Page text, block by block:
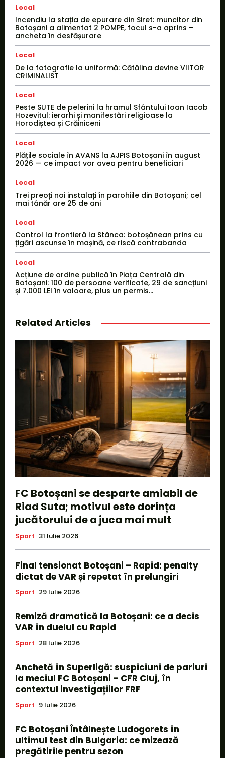
Local
Incendiu la stația de epurare din Siret: muncitor din
Botoșani a alimentat 2 POMPE, focul s-a aprins –
ancheta în desfășurare
Local
De la fotografie la uniformă: Cătălina devine VIITOR
CRIMINALIST
Local
Peste SUTE de pelerini la hramul Sfântului Ioan Iacob
Hozevitul: ierarhi și manifestări religioase la
Horodiștea și Crăiniceni
Local
Plățile sociale în AVANS la AJPIS Botoșani în august
2026 — ce impact vor avea pentru beneficiari
Local
Trei preoți noi instalați în parohiile din Botoșani; cel
mai tânăr are 25 de ani
Local
Control la frontieră la Stânca: botoșănean prins cu
țigări ascunse în mașină, ce riscă contrabanda
Local
Acțiune de ordine publică în Piața Centrală din
Botoșani: 100 de persoane verificate, 29 de sancțiuni
și 7.000 LEI în valoare, plus un permis...
Related Articles
FC Botoșani se desparte amiabil de
Riad Suta; motivul este dorința
jucătorului de a juca mai mult
Sport 31 Iulie 2026
Final tensionat Botoșani – Rapid: penalty
dictat de VAR și repetat în prelungiri
Sport 29 Iulie 2026
Remiză dramatică la Botoșani: ce a decis
VAR în duelul cu Rapid
Sport 28 Iulie 2026
Anchetă în Superligă: suspiciuni de pariuri
la meciul FC Botoșani – CFR Cluj, în
contextul investigațiilor FRF
Sport 9 Iulie 2026
FC Botoșani Întâlnește Ludogorets în
ultimul test din Bulgaria: ce mizează
pregătirile pentru sezon